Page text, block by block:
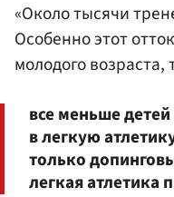
«Около тысячи
Особенно этот
молодого возраста,
все меньше
в легкую
только
легкая атлетика